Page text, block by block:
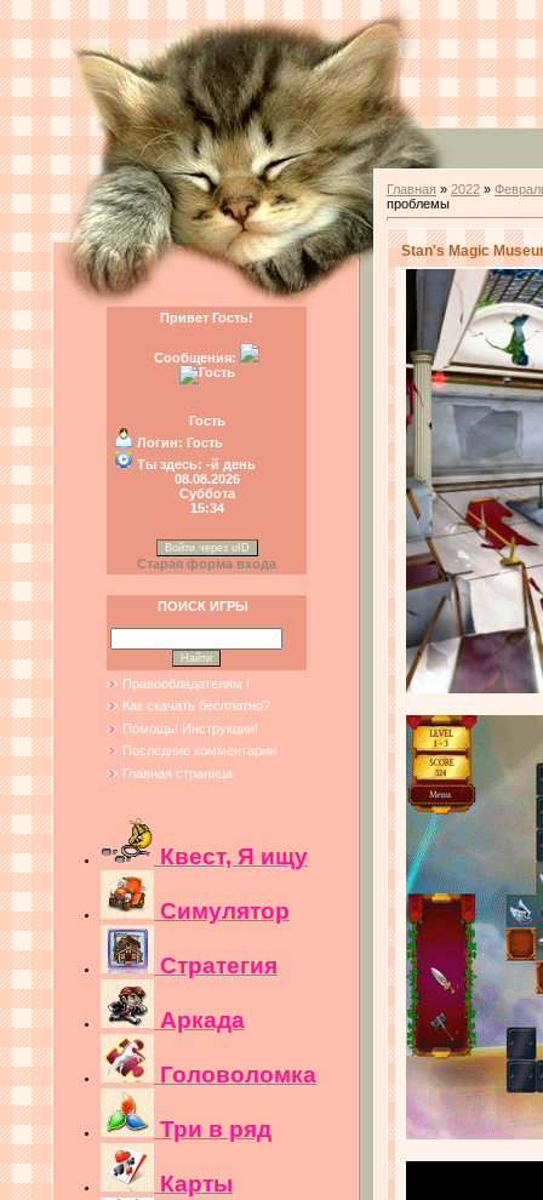
Привет Гость!
Сообщения:
Гость
Логин: Гость
Ты здесь: -й день
08.08.2026
Суббота
15:34
Войти через uID
Старая форма входа
ПОИСК ИГРЫ
Правообладателям !
Как скачать бесплатно?
Помощь! Инструкции!
Последние комментарии
Главная страница
Квест, Я ищу
Симулятор
Стратегия
Аркада
Головоломка
Три в ряд
Карты
Главная » 2022 »
проблемы
Stan's Magic